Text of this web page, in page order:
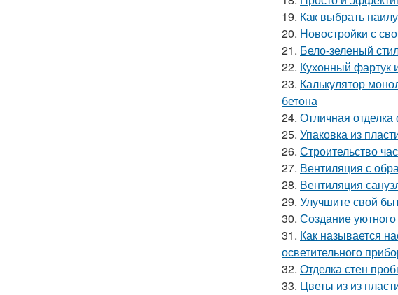
19. Как выбрать
20. Новостройки с
21. Бело-зеленый
22. Кухонный фартук
23. Калькулятор
бетона
24. Отличная
25. Упаковка из
26. Строительство
27. Вентиляция с
28. Вентиляция
29. Улучшите свой
30. Создание
31. Как называется
осветительного
32. Отделка стен
33. Цветы из из